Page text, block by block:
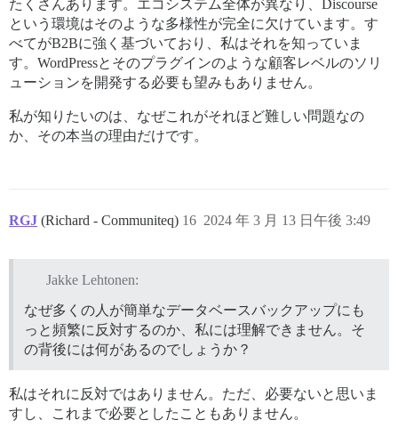
たくさんあります。エコシステム全体が異なり、Discourse
という環境はそのような多様性が完全に欠けています。す
べてがB2Bに強く基づいており、私はそれを知っていま
す。WordPressとそのプラグインのような顧客レベルのソリ
ューションを開発する必要も望みもありません。
私が知りたいのは、なぜこれがそれほど難しい問題なの
か、その本当の理由だけです。
RGJ (Richard - Communiteq) 2024 年 3 月 13 日午後 3:49
16
Jakke Lehtonen:
なぜ多くの人が簡単なデータベースバックアップにも
っと頻繁に反対するのか、私には理解できません。そ
の背後には何があるのでしょうか？
私はそれに反対ではありません。ただ、必要ないと思いま
すし、これまで必要としたこともありません。